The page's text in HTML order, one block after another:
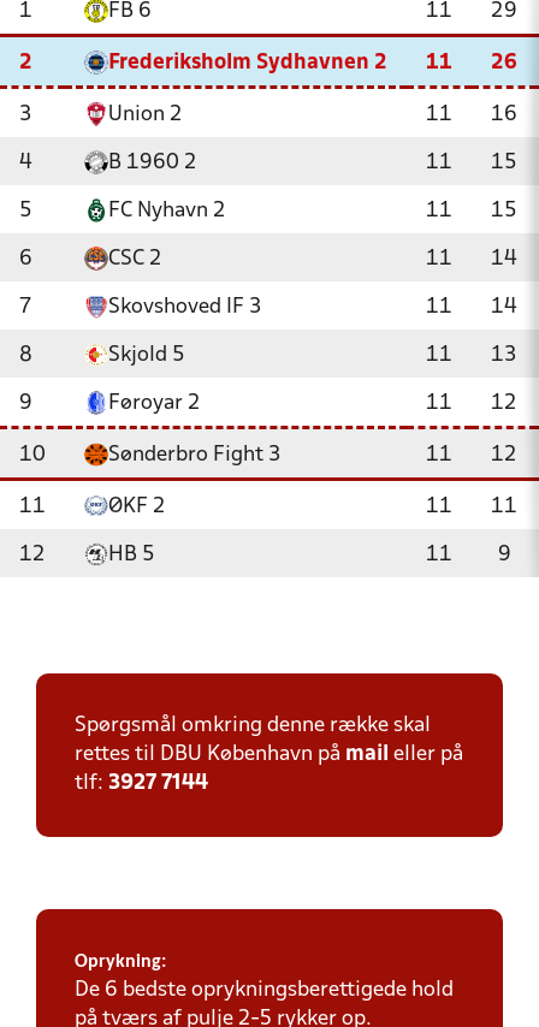
1 FB 6 11 29
2 Frederiksholm Sydhavnen 2 11 26
3 Union 2 11 16
4 B 1960 2 11 15
5 FC Nyhavn 2 11 15
6 CSC 2 11 14
7 Skovshoved IF 3 11 14
8 Skjold 5 11 13
9 Føroyar 2 11 12
10 Sønderbro Fight 3 11 12
11 ØKF 2 11 11
12 HB 5 11 9
Spørgsmål omkring denne række skal
rettes til DBU København på mail eller på
tlf: 3927 7144
Oprykning:
De 6 bedste oprykningsberettigede hold
på tværs af pulje 2-5 rykker op.